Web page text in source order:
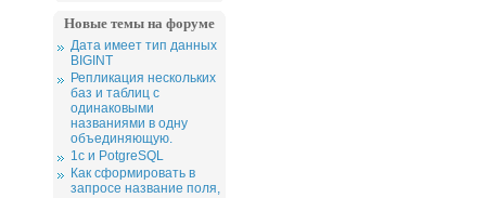
Новые темы на форуме
Дата имеет тип данных
BIGINT
Репликация нескольких
баз и таблиц с
одинаковыми
названиями в одну
объединяющую.
1c и PotgreSQL
Как сформировать в
запросе название поля,